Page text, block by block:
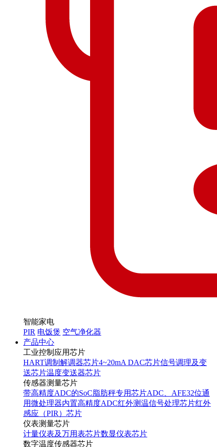
智能家电
PIR 电饭煲 空气净化器
产品中心
工业控制应用芯片
HART调制解调器芯片4~20mA DAC芯片信号调理及变
送芯片温度变送器芯片
传感器测量芯片
带高精度ADC的SoC 脂肪秤专用芯片ADC、AFE32位通
用微处理器内置高精度ADC红外测温信号处理芯片红外
感应（PIR）芯片
仪表测量芯片
计量仪表及万用表芯片数显仪表芯片
数字温度传感器芯片